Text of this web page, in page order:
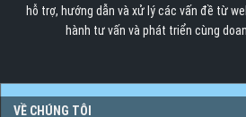
hỗ trợ, hướng dẫn và xử lý các vấn đề từ
hành tư vấn và phát triển cùng
VỀ CHÚNG TÔI